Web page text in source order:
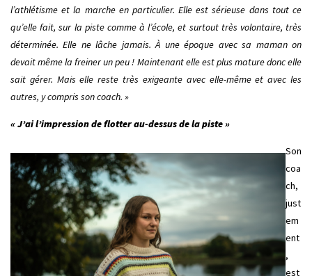
l’athlétisme et la marche en particulier. Elle est sérieuse dans tout ce
qu’elle fait, sur la piste comme à l’école, et surtout très volontaire, très
déterminée. Elle ne lâche jamais. À une époque avec sa maman on
devait même la freiner un peu ! Maintenant elle est plus mature donc elle
sait gérer. Mais elle reste très exigeante avec elle-même et avec les
autres, y compris son coach. »
« J’ai l’impression de flotter au-dessus de la piste »
Son
coa
ch,
just
em
ent
,
est